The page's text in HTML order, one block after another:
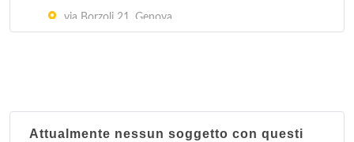
via Borzoli 21, Genova
Attualmente nessun soggetto con questi